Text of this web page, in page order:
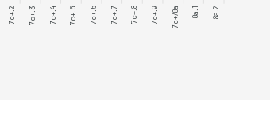
7c+.2 7c+.3 7c+.4 7c+.5 7c+.6 7c+.7 7c+.8 7c+.9 7c+/8a 8a.1 8a.2